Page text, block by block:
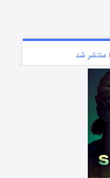
منتشر شد